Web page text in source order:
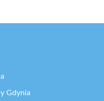
Gdynia